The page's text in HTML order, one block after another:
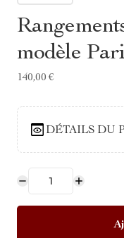
modèle
140,00 €
DÉTAILS DU